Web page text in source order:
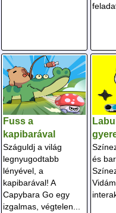
Fuss a
kapibarával
Száguldj a világ
legnyugodtabb
lényével, a
kapibarával! A
Capybara Go egy
izgalmas, végtelen...
és